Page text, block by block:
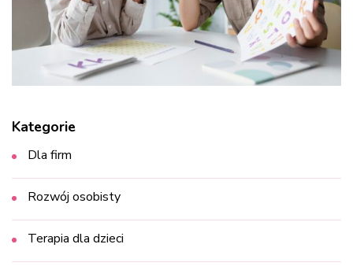
Kategorie
Dla firm
Rozwój osobisty
Terapia dla dzieci